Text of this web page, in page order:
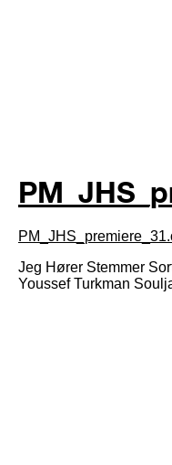
Jeg Hører Stemmer
Youssef Turkman